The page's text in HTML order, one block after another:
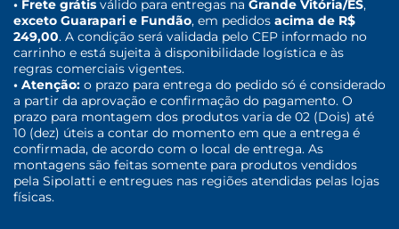
• Frete grátis válido para entregas na Grande Vitória/ES,
exceto Guarapari e Fundão, em pedidos acima de R$
249,00. A condição será validada pelo CEP informado no
carrinho e está sujeita à disponibilidade logística e às
regras comerciais vigentes.
• Atenção: o prazo para entrega do pedido só é considerado
a partir da aprovação e confirmação do pagamento. O
prazo para montagem dos produtos varia de 02 (Dois) até
10 (dez) úteis a contar do momento em que a entrega é
confirmada, de acordo com o local de entrega. As
montagens são feitas somente para produtos vendidos
pela Sipolatti e entregues nas regiões atendidas pelas lojas
físicas.